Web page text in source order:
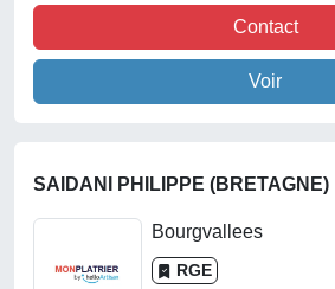
Contact
Voir
SAIDANI PHILIPPE (BRETAGNE)
Bourgvallees
RGE